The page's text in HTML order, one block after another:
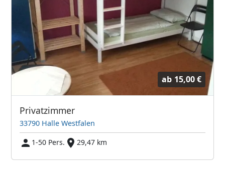
ab 15,00 €
Privatzimmer
33790 Halle Westfalen
1-50 Pers.
29,47 km